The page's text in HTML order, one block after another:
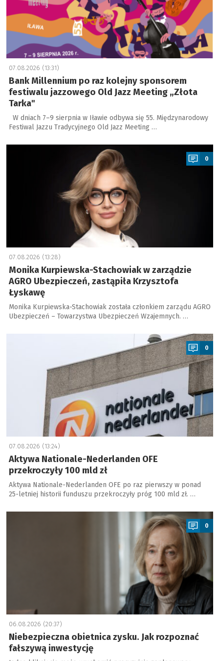
07.08.2026 (13:31)
Bank Millennium po raz kolejny sponsorem
festiwalu jazzowego Old Jazz Meeting „Złota
Tarka"
W dniach 7–9 sierpnia w Iławie odbywa się 55. Międzynarodowy
Festiwal Jazzu Tradycyjnego Old Jazz Meeting …
a
0
07.08.2026 (13:28)
Monika Kurpiewska-Stachowiak w zarządzie
AGRO Ubezpieczeń, zastąpiła Krzysztofa
Łyskawę
Monika Kurpiewska-Stachowiak została członkiem zarządu AGRO
Ubezpieczeń – Towarzystwa Ubezpieczeń Wzajemnych. …
0
07.08.2026 (13:24)
Aktywa Nationale-Nederlanden OFE
przekroczyły 100 mld zł
Aktywa Nationale-Nederlanden OFE po raz pierwszy w ponad
25-letniej historii funduszu przekroczyły próg 100 mld zł. …
a
0
06.08.2026 (20:37)
Niebezpieczna obietnica zysku. Jak rozpoznać
fałszywą inwestycję